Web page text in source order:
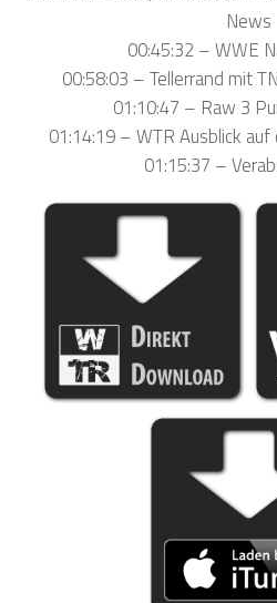
News
00:45:32 – WWE
00:58:03 – Tellerrand mit
01:10:47 – Raw 3
01:14:19 – WTR Ausblick
01:15:37 –